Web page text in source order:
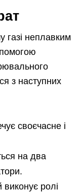
газі неплавким
з наступних
своєчасне і
на два
ролі